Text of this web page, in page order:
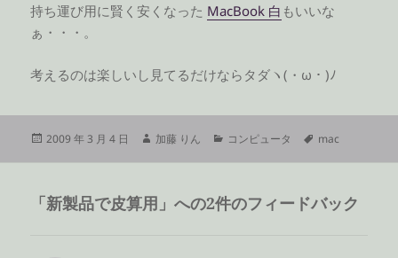
持ち運び用に賢く安くなった MacBook 白 もいいな
ぁ・・・。
考えるのは楽しいし見てるだけならタダヽ(・ω・)ﾉ
投
2009 年 3 月 4 日
作
加藤 りん
カ
ー
コンピュータ
タ
mac
「新製品で皮算用」への2件のフィードバック